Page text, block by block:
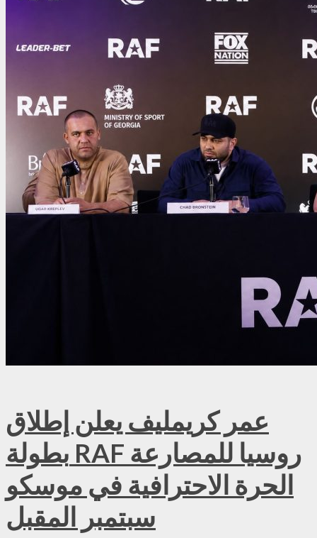
عمر كريمليف يعلن إطلاق
بطولة RAF روسيا للمصارعة
الحرة الاحترافية في موسكو
سبتمبر المقبل